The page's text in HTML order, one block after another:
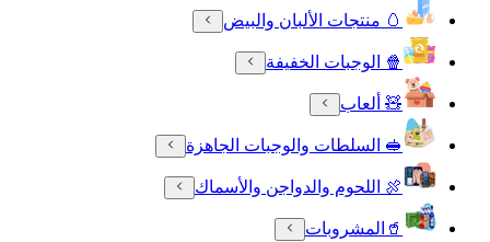
🥚 منتجات الألبان والبيض
🍿 الوجبات الخفيفة
🧸 ألعاب
🥪 السلطات والوجبات الجاهزة
🍖 اللحوم والدواجن والأسماك
🥤المشروبات